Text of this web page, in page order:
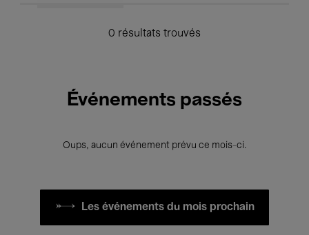
0 résultats trouvés
Événements passés
Oups, aucun événement prévu ce mois-ci.
Les événements du mois prochain